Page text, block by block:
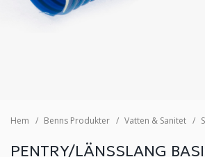
Hem Benns Produkter Vatten & Sanitet
PENTRY/LÄNSSLANG